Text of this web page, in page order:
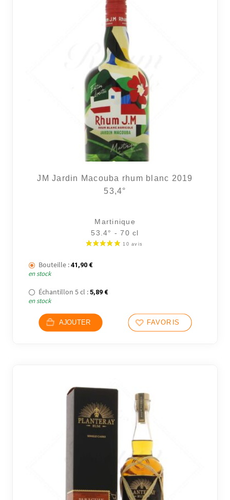
JM Jardin Macouba rhum blanc 2019
53,4°
Martinique
53.4° - 70 cl
Bouteille : 41,90 €
en stock
Échantillon 5 cl : 5,89 €
en stock
AJOUTER FAVORIS